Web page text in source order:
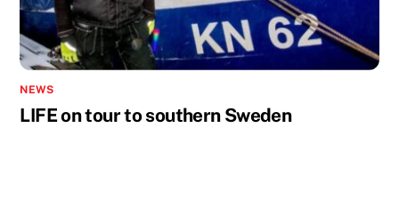
NEWS
LIFE on tour to southern Sweden